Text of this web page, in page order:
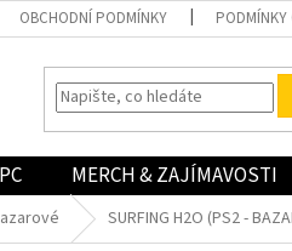
OBCHODNÍ PODMÍNKY
PC MERCH & ZAJÍMAVOSTI
SURFING H2O (PS2 -